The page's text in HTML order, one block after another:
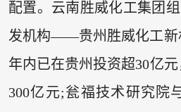
配置。云南胜威化工集团
发机构——贵州胜威化工新
年内已在贵州投资超30亿
300亿元;瓮福技术研究院